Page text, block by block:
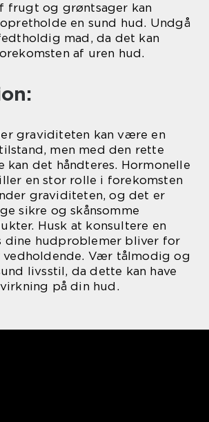
frugt og grøntsager kan
en sund hud. Undgå
mad, da det kan
af uren hud.
graviditeten kan være en
men med den rette
kan det håndteres. Hormonelle
en stor rolle i forekomsten
graviditeten, og det er
sikre og skånsomme
Husk at konsultere en
dine hudproblemer bliver for
vedholdende. Vær tålmodig og
livsstil, da dette kan have
på din hud.